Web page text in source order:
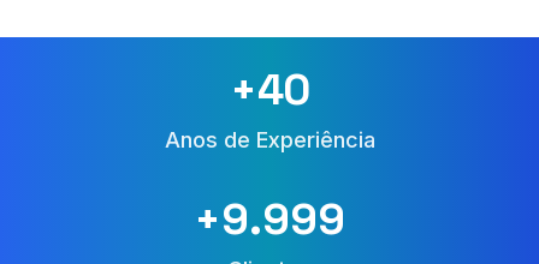
+40
Anos de Experiência
+10.000